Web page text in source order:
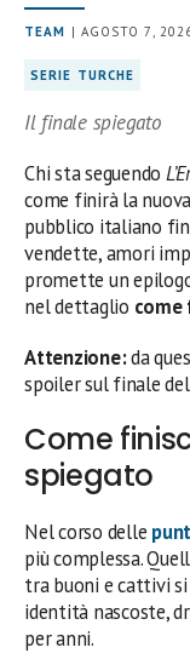
TEAM | AGOSTO 7,
SERIE TURCHE
Il finale spiegato
Chi sta seguendo
come finirà la
pubblico italiano
vendette, amori
promette un
nel dettaglio come
Attenzione:da
spoiler sul finale
Come
spiegato
Nel corso delle
più complessa.
tra buoni e cattivi
identità nascoste,
per anni.